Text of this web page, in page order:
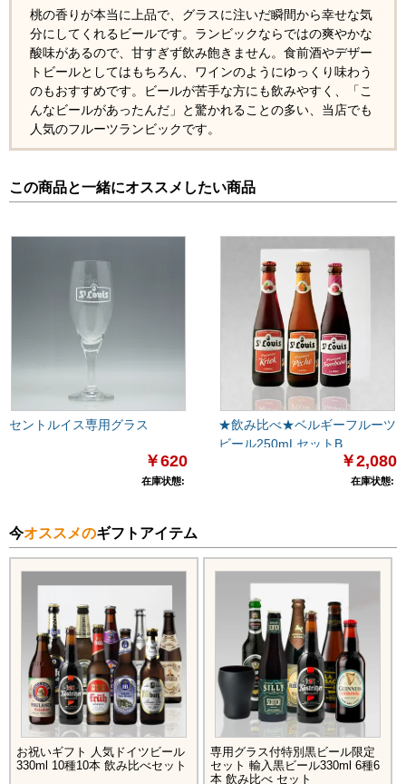
桃の香りが本当に上品で、グラスに注いだ瞬間から幸せな気
分にしてくれるビールです。ランビックならではの爽やかな
酸味があるので、甘すぎず飲み飽きません。食前酒やデザー
トビールとしてはもちろん、ワインのようにゆっくり味わう
のもおすすめです。ビールが苦手な方にも飲みやすく、「こ
んなビールがあったんだ」と驚かれることの多い、当店でも
人気のフルーツランビックです。
この商品と一緒にオススメしたい商品
セントルイス専用グラス
￥620
在庫状態:
★飲み比べ★ベルギーフルーツ
ビール250mLセットB
￥2,080
在庫状態:
今オススメのギフトアイテム
お祝いギフト 人気ドイツビール
330ml 10種10本 飲み比べセット
専用グラス付特別黒ビール限定
セット 輸入黒ビール330ml 6種6
本 飲み比べ セット